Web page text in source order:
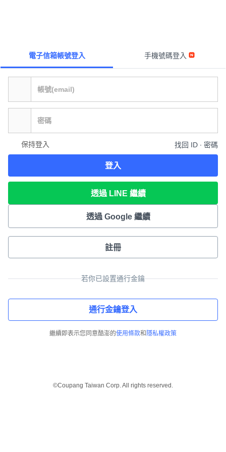
電子信箱帳號登入 手機號碼登入
保持登入 找回 ID ∙ 密碼
登入
透過 LINE 繼續
透過 Google 繼續
註冊
若你已設置通行金鑰
通行金鑰登入
繼續即表示您同意酷澎的使用條款和 隱私權政策
©Coupang Taiwan Corp. All rights reserved.